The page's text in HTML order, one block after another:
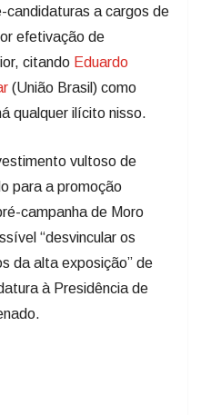
candidaturas a cargos de
efetivação de
citando Eduardo
(União Brasil) como
qualquer ilícito nisso.
vultoso de
para a promoção
campanha de Moro
“desvincular os
da alta exposição” de
à Presidência de